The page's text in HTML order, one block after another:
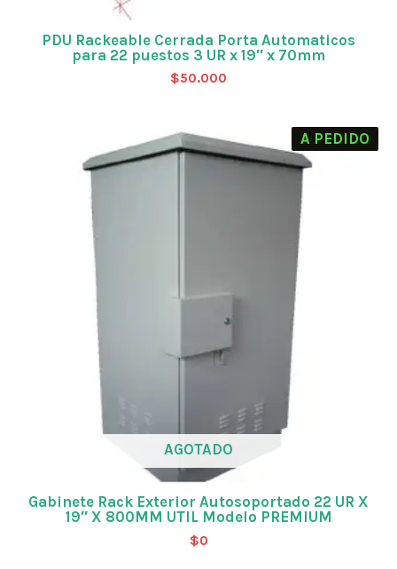
PDU Rackeable Cerrada Porta Automaticos
para 22 puestos 3 UR x 19″ x 70mm
$50.000
A PEDIDO
AGOTADO
Gabinete Rack Exterior Autosoportado 22 UR X
19″ X 800MM UTIL Modelo PREMIUM
$0